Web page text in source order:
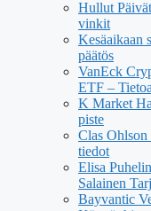
Hullut
vinkit
Kesäaikaan
päätös
VanEck
ETF –
K Market
piste
Clas
tiedot
Elisa
Salainen
Bayvantic